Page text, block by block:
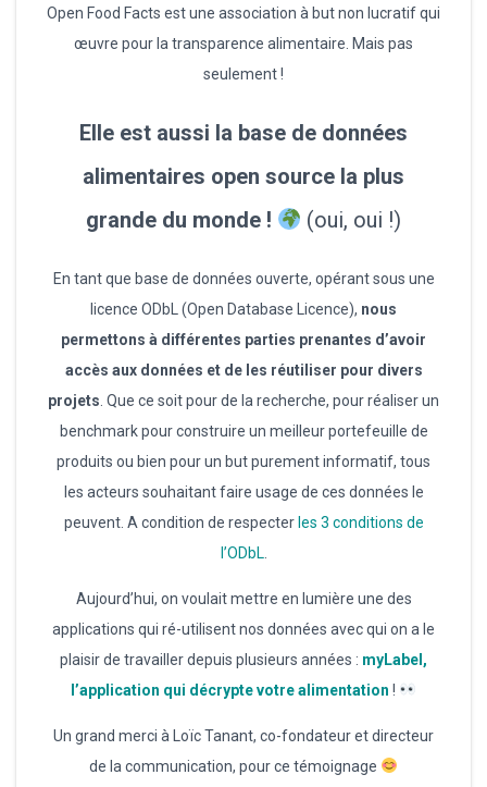
Open Food Facts est une association à but non lucratif qui
œuvre pour la transparence alimentaire. Mais pas
seulement !
Elle est aussi la base de données
alimentaires open source la plus
grande du monde !
(oui, oui !)
En tant que base de données ouverte, opérant sous une
licence ODbL (Open Database Licence), nous
permettons à différentes parties prenantes d’avoir
accès aux données et de les réutiliser pour divers
projets . Que ce soit pour de la recherche, pour réaliser un
benchmark pour construire un meilleur portefeuille de
produits ou bien pour un but purement informatif, tous
les acteurs souhaitant faire usage de ces données le
peuvent. A condition de respecter les 3 conditions de
l’ODbL
Aujourd’hui, on voulait mettre en lumière une des
applications qui ré-utilisent nos données avec qui on a le
plaisir de travailler depuis plusieurs années : myLabel,
l’application qui décrypte votre alimentation !
Un grand merci à Loïc Tanant, co-fondateur et directeur
de la communication, pour ce témoignage